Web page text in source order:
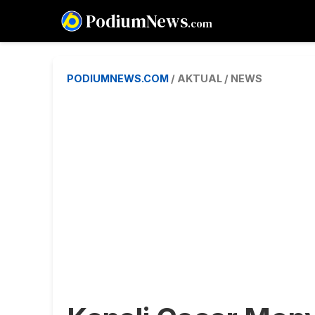
PodiumNews.com
PODIUMNEWS.COM / AKTUAL / NEWS